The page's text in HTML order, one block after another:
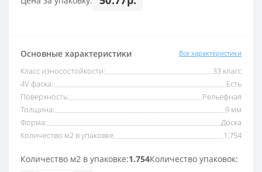
Основные характеристики Все характеристики
Класс износостойкости:
33 класс
4V фаска:
Есть
Поверхность:
Рельефная
Толщина:
9 мм
Форма:
Доска
Количество м2 в упаковке
1.754
Количество м2 в упаковке:1.754Количество упаковок: